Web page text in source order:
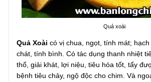
Quả xoài
Quả Xoài có vị chua, ngọt, tính mát; hạch
chát, tính bình. Có tác dụng thanh nhiệt
thổ, giải khát, lợi niệu, tiêu hóa tốt, tẩy
bệnh tiêu chảy, ngộ độc cho chim. Và